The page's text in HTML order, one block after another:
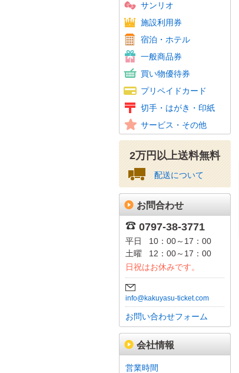
サンリオ
施設利用券
宿泊・ホテル
一般商品券
買い物優待券
プリペイドカード
切手・はがき・印紙
サービス・その他
2万円以上送料無料
配送について
お問合わせ
0797-38-3771
平日
10：00～17：00
土曜
12：00～17：00
日祝はお休みです。
info@kakuyasu-ticket.com
お問い合わせフォーム
会社情報
営業時間